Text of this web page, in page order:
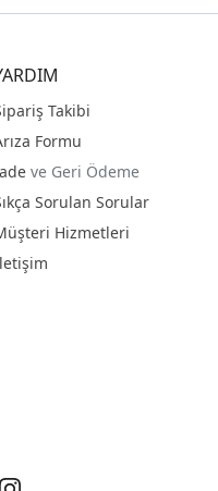
Takibi
Formu
ve Geri Ödeme
Sorulan Sorular
Hizmetleri